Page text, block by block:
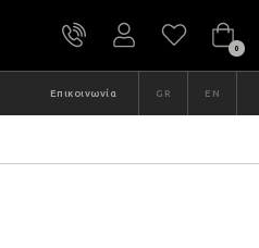
0
Επικοινωνία GR EN